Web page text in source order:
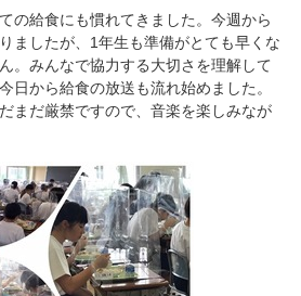
の給食にも慣れてきました。今週から
ましたが、1年生も準備がとても早くな
。みんなで協力する大切さを理解して
日から給食の放送も流れ始めました。
まだ厳禁ですので、音楽を楽しみなが